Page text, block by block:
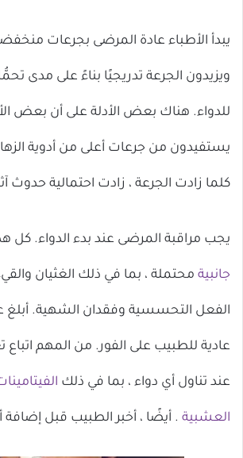
يبدأ الأطباء عادة المرضى بجرعات
ويزيدون الجرعة تدريجيًا بناءً على مدى
للدواء. هناك بعض الأدلة على أن بعض
يستفيدون من جرعات أعلى من أدوية
كلما زادت الجرعة ، زادت احتمالية حدوث
يجب مراقبة المرضى عند بدء الدواء. كل
جانبية محتملة ، بما في ذلك الغثيان
الفعل التحسسية وفقدان الشهية. أبلغ
عادية للطبيب على الفور. من المهم
عند تناول أي دواء ، بما في ذلك
العشبية . أيضًا ، أخبر الطبيب قبل إضافة